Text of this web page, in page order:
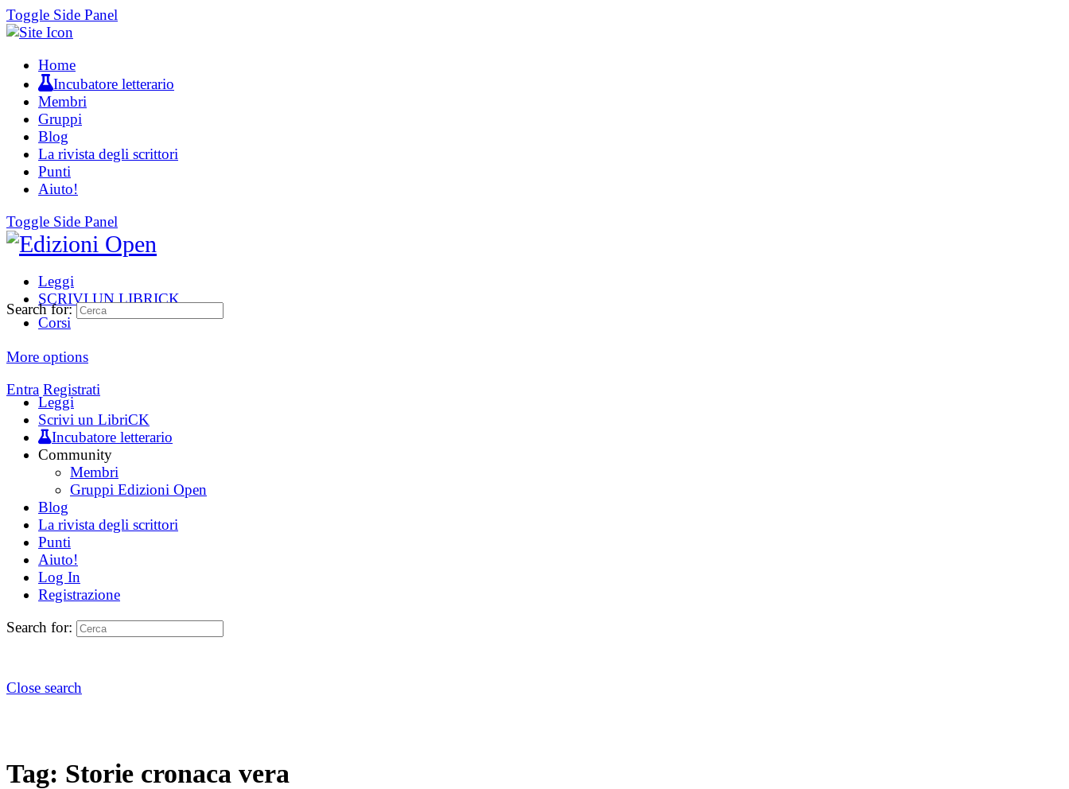
Toggle Side Panel
Home
Incubatore letterario
Membri
Gruppi
Blog
La rivista degli scrittori
Punti
Aiuto!
Toggle Side Panel
Leggi
SCRIVI UN LIBRICK
Corsi
More options
Entra Registrati
Search for:
Leggi
Scrivi un LibriCK
Incubatore letterario
Community
Membri
Gruppi Edizioni Open
Blog
La rivista degli scrittori
Punti
Aiuto!
Log In
Registrazione
Search for:
Close search
Tag: Storie cronaca vera